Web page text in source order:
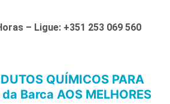
– Ligue: +351 253 069 560
QUÍMICOS PARA
Barca AOS MELHORES